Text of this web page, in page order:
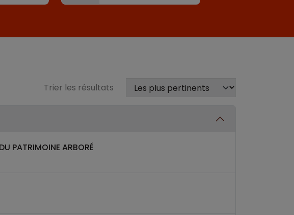
Trier les résultats
PATRIMOINE ARBORÉ